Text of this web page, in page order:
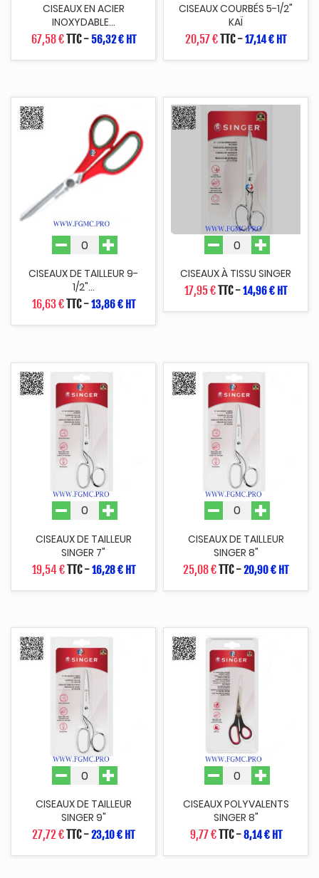
CISEAUX EN ACIER
INOXYDABLE...
67,58 €TTC- 56,32 € HT
CISEAUX COURBÉS 5-1/2"
KAÏ
20,57 €TTC-17,14 € HT
CISEAUX DE TAILLEUR 9-
1/2"...
16,63 €TTC-13,86 € HT
CISEAUX À TISSU SINGER
17,95 €TTC-14,96 € HT
CISEAUX DE TAILLEUR
SINGER 7"
19,54 €TTC-16,28 € HT
CISEAUX DE TAILLEUR
SINGER 8"
25,08 €TTC-20,90 € HT
CISEAUX DE TAILLEUR
SINGER 9"
27,72 €TTC-23,10 € HT
CISEAUX POLYVALENTS
SINGER 8"
9,77 €TTC-8,14 € HT